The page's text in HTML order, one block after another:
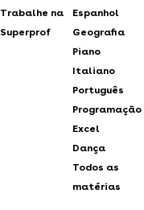
Trabalhe na
Superprof
Espanhol
Geografia
Piano
Italiano
Português
Programação
Excel
Dança
Todos as
matérias